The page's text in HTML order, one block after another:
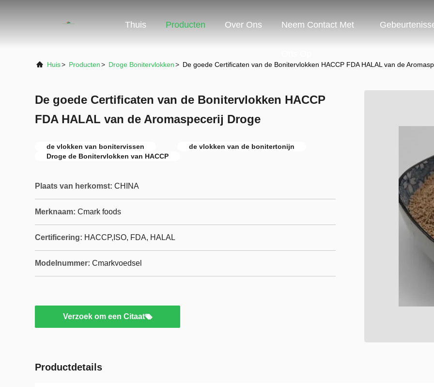
Thuis Producten Over Ons Neem Contact Met
Huis> Producten> Droge Bonitervlokken> De goede Certificaten van de Bonitervlokken HACCP FDA HALAL van de
De goede Certificaten van de Bonitervlokken HACCP
FDA HALAL van de Aromaspecerij Droge
de vlokken van bonitervissen
de vlokken van de bonitertonijn
Droge de Bonitervlokken van HACCP
Plaats van herkomst: CHINA
Merknaam: Cmark foods
Certificering: HACCP,ISO, FDA, HALAL
Modelnummer: Cmarkvoedsel
Verzoek om een Citaat
Productdetails